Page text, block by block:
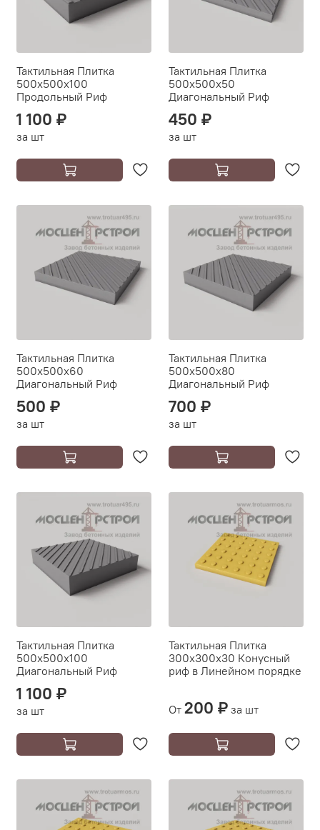
Тактильная Плитка
500х500х100
Продольный Риф
1 100 ₽
за шт
Тактильная Плитка
500х500х50
Диагональный Риф
450 ₽
за шт
Тактильная Плитка
500х500х60
Диагональный Риф
500 ₽
за шт
Тактильная Плитка
500х500х80
Диагональный Риф
700 ₽
за шт
Тактильная Плитка
500х500х100
Диагональный Риф
1 100 ₽
за шт
Тактильная Плитка
300х300х30 Конусный
риф в Линейном порядке
От 200 ₽ за шт